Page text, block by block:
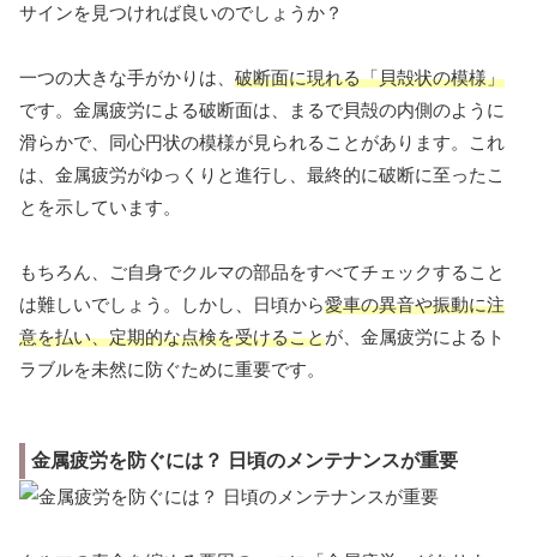
サインを見つければ良いのでしょうか？
一つの大きな手がかりは、 破断面に現れる「貝殻状の模様」
です。金属疲労による破断面は、まるで貝殻の内側のように
滑らかで、同心円状の模様が見られることがあります。これ
は、金属疲労がゆっくりと進行し、最終的に破断に至ったこ
とを示しています。
もちろん、ご自身でクルマの部品をすべてチェックすること
は難しいでしょう。しかし、日頃から愛車の異音や振動に注
意を払い、定期的な点検を受けることが、金属疲労によるト
ラブルを未然に防ぐために重要です。
金属疲労を防ぐには？ 日頃のメンテナンスが重要